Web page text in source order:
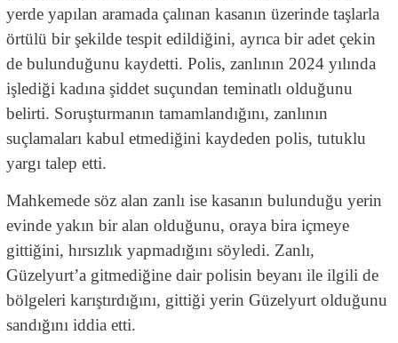
yerde yapılan aramada çalınan kasanın üzerinde taşlarla
örtülü bir şekilde tespit edildiğini, ayrıca bir adet çekin
de bulunduğunu kaydetti. Polis, zanlının 2024 yılında
işlediği kadına şiddet suçundan teminatlı olduğunu
belirti. Soruşturmanın tamamlandığını, zanlının
suçlamaları kabul etmediğini kaydeden polis, tutuklu
yargı talep etti.
Mahkemede söz alan zanlı ise kasanın bulunduğu yerin
evinde yakın bir alan olduğunu, oraya bira içmeye
gittiğini, hırsızlık yapmadığını söyledi. Zanlı,
Güzelyurt’a gitmediğine dair polisin beyanı ile ilgili de
bölgeleri karıştırdığını, gittiği yerin Güzelyurt olduğunu
sandığını iddia etti.